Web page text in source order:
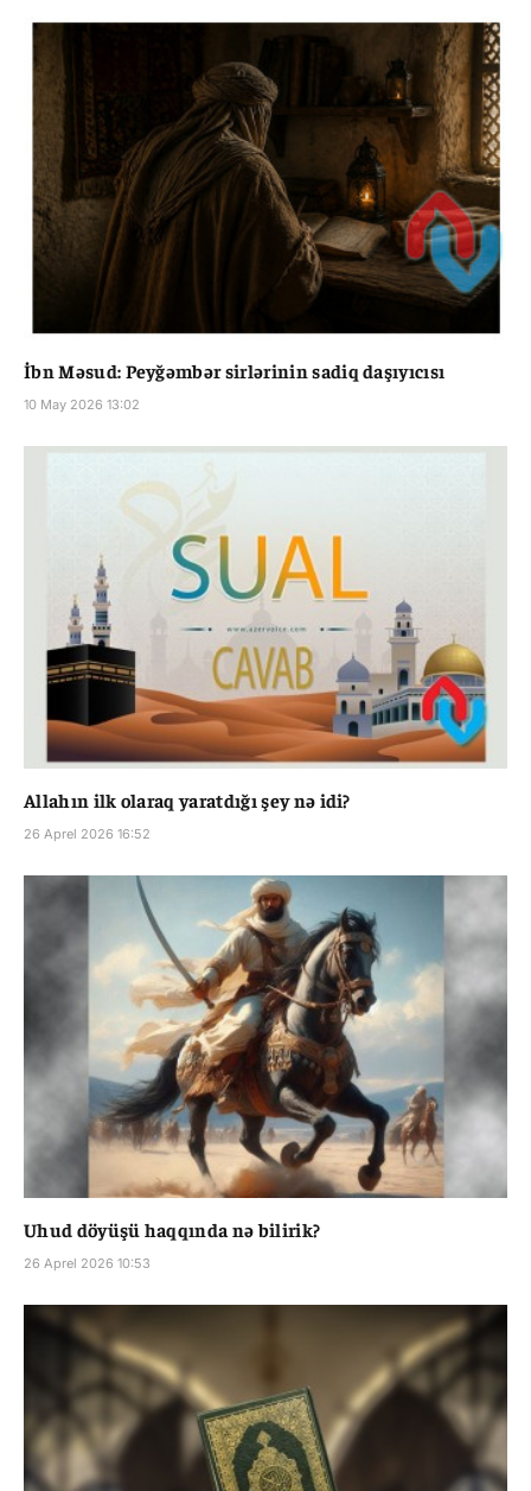
İbn Məsud: Peyğəmbər sirlərinin sadiq daşıyıcısı
10 May 2026 13:02
Allahın ilk olaraq yaratdığı şey nə idi?
26 Aprel 2026 16:52
Uhud döyüşü haqqında nə bilirik?
26 Aprel 2026 10:53